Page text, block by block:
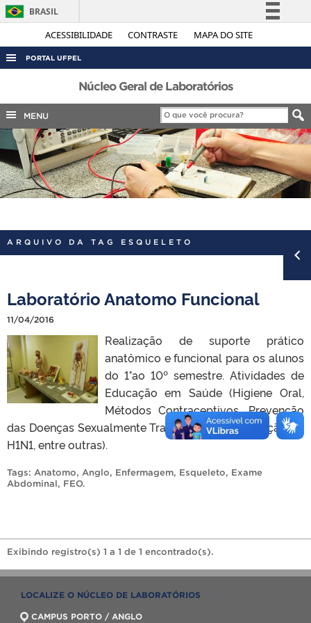
ACESSIBILIDADE CONTRASTE MAPA DO SITE
BRASIL
Simplifique!
Legislação
Canais
PORTAL UFPEL
ACESSO À INFORMAÇÃO
AUDITORIA
COBALTO
CONCURSOS
EDITAIS
INTERNACIONAL
PORTARIAS
Núcleo Geral de Laboratórios
MENU
ARQUIVO DA TAG ESQUELETO
Laboratório Anatomo Funcional
11/04/2016
Realização de suporte prático
anatômico e funcional para os alunos
do 1°ao 10º semestre. Atividades de
Educação em Saúde (Higiene Oral,
Métodos Contraceptivos, Prevenção
das Doenças Sexualmente Transmissíveis, Prevenção do
H1N1, entre outras).
Tags: Anatomo, Anglo, Enfermagem, Esqueleto, Exame
Abdominal, FEO.
Exibindo registro(s) 1 a 1 de 1 encontrado(s).
LOCALIZE O NÚCLEO DE LABORATÓRIOS
CAMPUS PORTO / ANGLO